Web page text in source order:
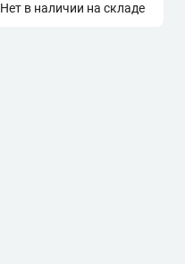
Нет в наличии на складе